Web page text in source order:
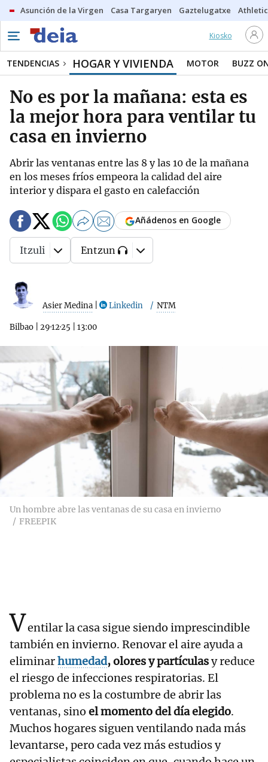
Asunción de la Virgen Casa Targaryen Gaztelugatxe Athletic
Kiosko
TENDENCIAS HOGAR Y VIVIENDA MOTOR BUZZ
No es por la mañana: esta es
la mejor hora para ventilar tu
casa en invierno
Abrir las ventanas entre las 8 y las 10 de la mañana
en los meses fríos empeora la calidad del aire
interior y dispara el gasto en calefacción
Asier Medina Linkedin NTM
Bilbao 29·12·25 13:00
Añádenos en Google
Itzuli Entzun
Un hombre abre las ventanas de su casa en invierno
FREEPIK
Ventilar la casa sigue siendo imprescindible
también en invierno. Renovar el aire ayuda a
eliminarhumedad, olores y partículasy reduce
el riesgo de infecciones respiratorias. El
problema no es la costumbre de abrir las
ventanas, sino el momento del día elegido.
Muchos hogares siguen ventilando nada más
levantarse, pero cada vez más estudios y